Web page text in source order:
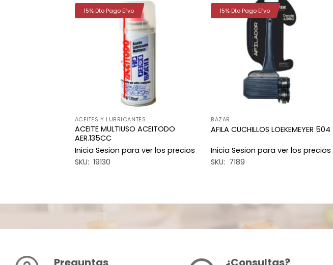
ACEITES Y LUBRICANTES
ACEITE MULTIUSO ACEITODO
AER.135CC
Inicia Sesion para ver los precios
SKU: 19130
15% Dto Pago Efvo
BAZAR
AFILA CUCHILLOS LOEKEMEYER 504
Inicia Sesion para ver los precios
SKU: 7189
15% Dto Pago Efvo